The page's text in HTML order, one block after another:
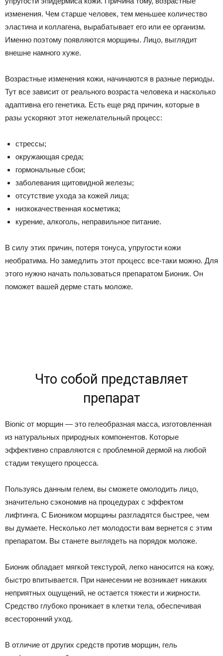
изменения. Чем старше человек, тем меньшее количество
эластина и коллагена, вырабатывает его или ее организм.
Именно поэтому появляются морщины. Лицо, выглядит
внешне намного хуже.
Возрастные изменения кожи, начинаются в разные периоды.
Тут все зависит от реального возраста человека и насколько
адаптивна его генетика. Есть еще ряд причин, которые в
разы ускоряют этот нежелательный процесс:
стрессы;
окружающая среда;
гормональные сбои;
заболевания щитовидной железы;
отсутствие ухода за кожей лица;
низкокачественная косметика;
курение, алкоголь, неправильное питание.
В силу этих причин, потеря тонуса, упругости кожи
необратима. Но замедлить этот процесс все-таки можно. Для
этого нужно начать пользоваться препаратом Бионик. Он
поможет вашей дерме стать моложе.
Что собой представляет
препарат
Bionic от морщин — это гелеобразная масса, изготовленная
из натуральных природных компонентов. Которые
эффективно справляются с проблемной дермой на любой
стадии текущего процесса.
Пользуясь данным гелем, вы сможете омолодить лицо,
значительно сэкономив на процедурах с эффектом
лифтинга. С Биоником морщины разгладятся быстрее, чем
вы думаете. Несколько лет молодости вам вернется с этим
препаратом. Вы станете выглядеть на порядок моложе.
Бионик обладает мягкой текстурой, легко наносится на кожу,
быстро впитывается. При нанесении не возникает никаких
неприятных ощущений, не остается тяжести и жирности.
Средство глубоко проникает в клетки тела, обеспечивая
всесторонний уход.
В отличие от других средств против морщин, гель